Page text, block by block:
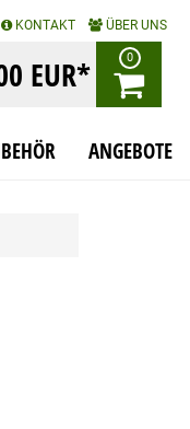
KONTAKT ÜBER UNS
EUR* 0
ANGEBOTE